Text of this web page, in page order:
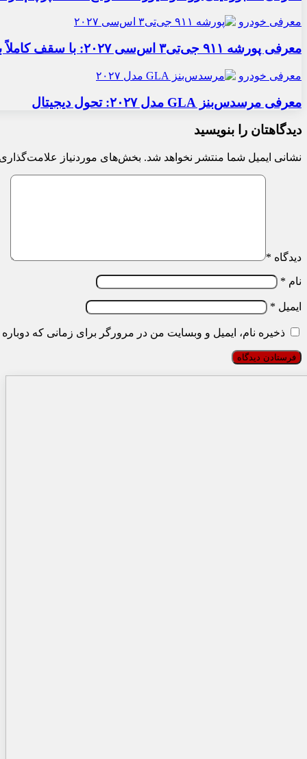
معرفی خودرو
معرفی پورشه ۹۱۱ جی‌تی۳ اس‌سی ۲۰۲۷: با سقف کاملاً برقی
معرفی خودرو
معرفی مرسدس‌بنز GLA مدل ۲۰۲۷: تحول دیجیتال
دیدگاهتان را بنویسید
نشانی ایمیل شما منتشر نخواهد شد. بخش‌های موردنیاز
دیدگاه *
نام *
ایمیل *
ذخیره نام، ایمیل و وبسایت من در مرورگر برای زمانی که